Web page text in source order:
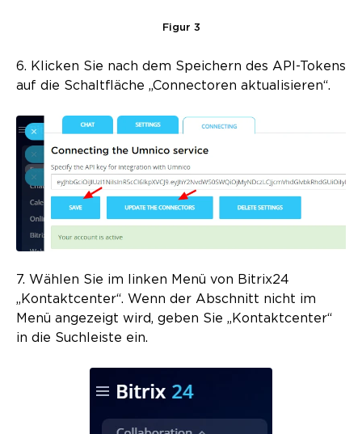
Figur 3
6. Klicken Sie nach dem Speichern des API-Tokens
auf die Schaltfläche „Connectoren aktualisieren“.
7. Wählen Sie im linken Menü von Bitrix24
„Kontaktcenter“. Wenn der Abschnitt nicht im
Menü angezeigt wird, geben Sie „Kontaktcenter“
in die Suchleiste ein.